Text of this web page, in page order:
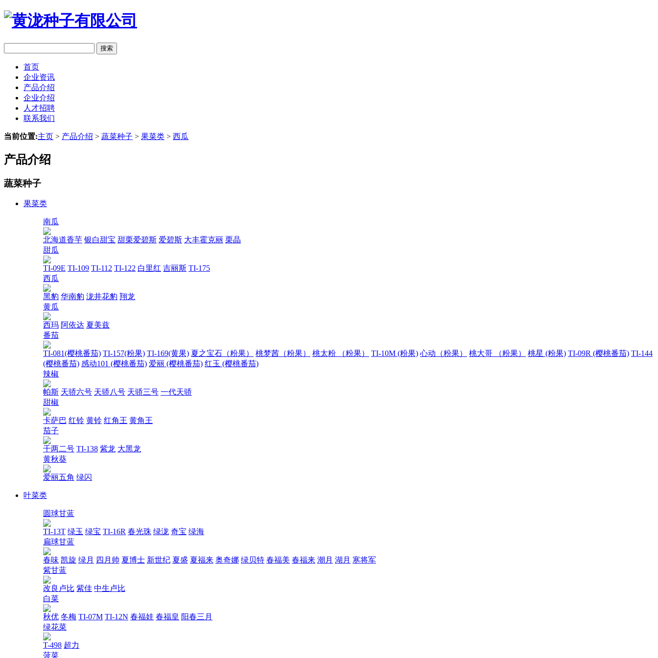
搜索
首页
企业资讯
产品介绍
企业介绍
人才招聘
联系我们
当前位置:主页 > 产品介绍 > 蔬菜种子 > 果菜类 > 西瓜
产品介绍
蔬菜种子
果菜类
南瓜
北海道香芋 银白甜宝 甜栗爱碧斯 爱碧斯 大丰霍克丽 栗晶
甜瓜
TI-09E TI-109 TI-112 TI-122 白里红 吉丽斯 TI-175
西瓜
黑豹 华南豹 泷井花豹 翔龙
黄瓜
西玛 阿依达 夏美兹
番茄
TI-081(樱桃番茄) TI-157(粉果) TI-169(黄果) 夏之宝石（粉果） 桃梦茜（粉果） 桃太粉 （粉果） TI-10M (粉果) 心动（粉果） 桃大哥 （粉果） 桃星 (粉果) TI-09R (樱桃番茄) TI-144
(樱桃番茄) 感动101 (樱桃番茄) 爱丽 (樱桃番茄) 红玉 (樱桃番茄)
辣椒
帕斯 天骄六号 天骄八号 天骄三号 一代天骄
甜椒
卡萨巴 红铃 黄铃 红角王 黄角王
茄子
千两二号 TI-138 紫龙 大黑龙
黄秋葵
爱丽五角 绿闪
叶菜类
圆球甘蓝
TI-13T 绿玉 绿宝 TI-16R 春光珠 绿泷 奇宝 绿海
扁球甘蓝
春味 凯旋 绿月 四月帅 夏博士 新世纪 夏盛 夏福来 奥奇娜 绿贝特 春福美 春福来 潮月 湖月 寒将军
紫甘蓝
改良卢比 紫佳 中生卢比
白菜
秋优 冬梅 TI-07M TI-12N 春福娃 春福皇 阳春三月
绿花菜
T-498 超力
菠菜